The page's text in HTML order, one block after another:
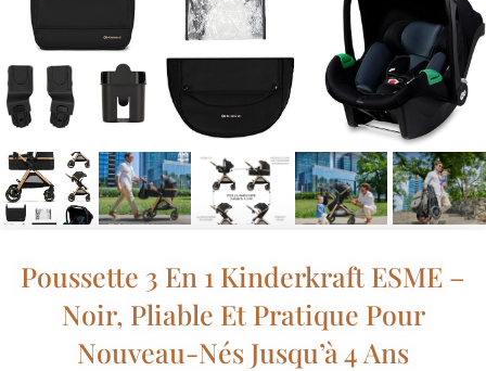
Poussette 3 En 1 Kinderkraft ESME –
Noir, Pliable Et Pratique Pour
Nouveau-Nés Jusqu’à 4 Ans